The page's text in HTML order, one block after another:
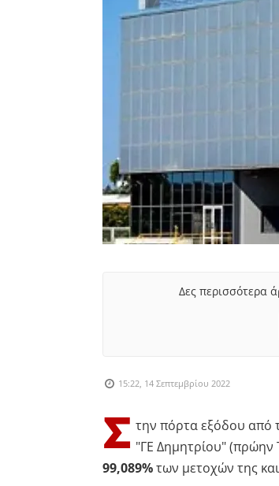
Δες περισσότερα
15:22, 14 Σεπτεμβρίου 2022
Σ την πόρτα εξόδου από
"ΓΕ Δημητρίου"
99,089%των μετοχών της